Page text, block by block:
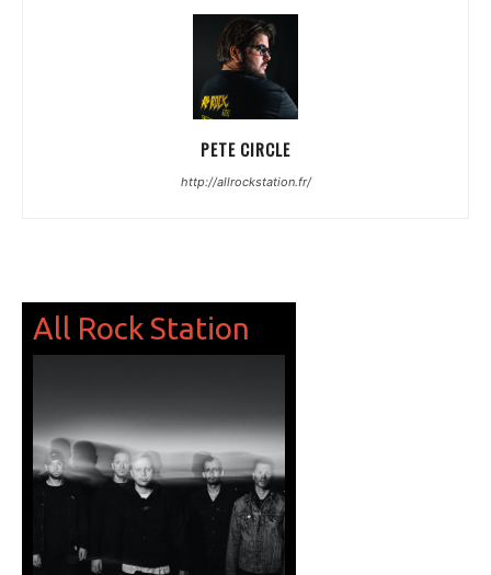
PETE CIRCLE
http://allrockstation.fr/